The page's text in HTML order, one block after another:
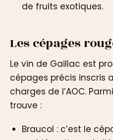
de fruits exotiques.
Les cépages
Le vin de Gaillac est
cépages précis inscris
charges de l’AOC.
trouve :
Braucol : c’est le